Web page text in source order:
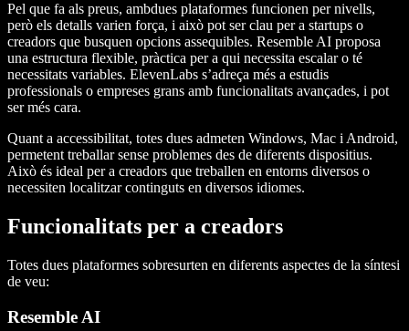
Pel que fa als preus, ambdues plataformes funcionen per nivells,
però els detalls varien força, i això pot ser clau per a startups o
creadors que busquen opcions assequibles. Resemble AI proposa
una estructura flexible, pràctica per a qui necessita escalar o té
necessitats variables. ElevenLabs s’adreça més a estudis
professionals o empreses grans amb funcionalitats avançades, i pot
ser més cara.
Quant a accessibilitat, totes dues admeten Windows, Mac i Android,
permetent treballar sense problemes des de diferents dispositius.
Això és ideal per a creadors que treballen en entorns diversos o
necessiten localitzar continguts en diversos idiomes.
Funcionalitats per a creadors
Totes dues plataformes sobresurten en diferents aspectes de la síntesi
de veu:
Resemble AI